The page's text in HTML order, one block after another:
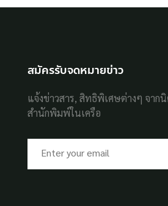
สมัครรับจดหมายข่าว
แจ้งข่าวสาร, สิทธิพิเศษต่างๆ จาก
สำนักพิมพ์ในเครือ